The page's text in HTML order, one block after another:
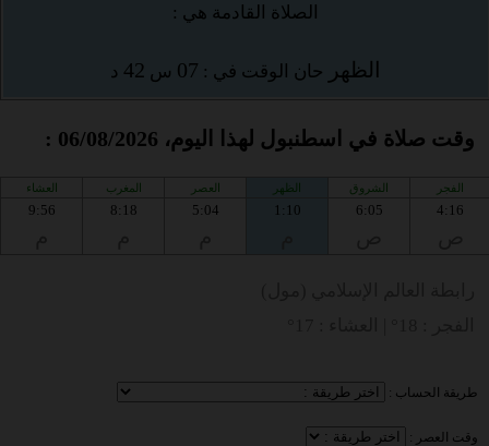
الصلاة القادمة هي :
الظهر حان الوقت في : 07س 42د
وقت صلاة في اسطنبول لهذا اليوم، 06/08/2026 :
الفجر الشروق الظهر العصر المغرب العشاء
4:16
6:05
1:10
5:04
8:18
9:56
طريقة الحساب :
وقت العصر :